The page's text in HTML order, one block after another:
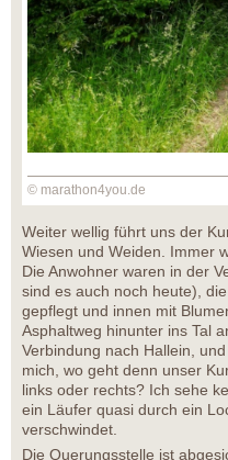
© marathon4you.de
Weiter wellig führt uns der
Wiesen und Weiden. Immer
Die Anwohner waren in der
sind es auch noch heute),
gepflegt und innen mit
Asphaltweg hinunter ins Tal
Verbindung nach Hallein,
mich, wo geht denn unser
links oder rechts? Ich sehe
ein Läufer quasi durch ein
verschwindet.
Die Querungsstelle ist